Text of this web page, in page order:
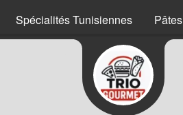
Spécialités Tunisiennes Pâtes